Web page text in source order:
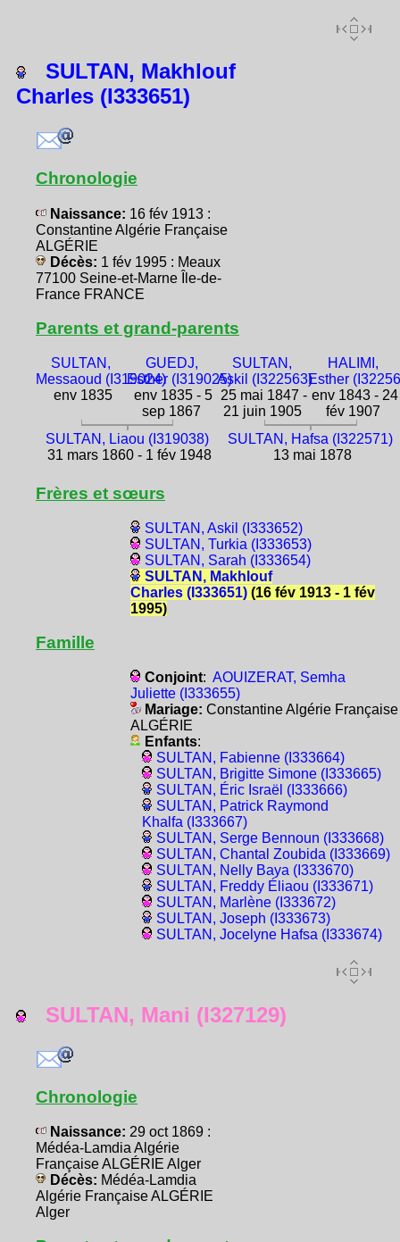
SULTAN, Makhlouf
Charles (I333651)
Chronologie
Naissance: 16 fév 1913 :
Constantine Algérie Française
ALGÉRIE
Décès: 1 fév 1995 : Meaux
77100 Seine-et-Marne Île-de-
France FRANCE
Parents et grand-parents
SULTAN,
Messaoud (I319024)
env 1835
GUEDJ,
Esther (I319025)
env 1835 - 5
sep 1867
SULTAN,
Askil (I322563)
25 mai 1847 -
21 juin 1905
HALIMI,
Esther
env 1843 - 24
fév 1907
SULTAN, Liaou (I319038)
31 mars 1860 - 1 fév 1948
SULTAN, Hafsa (I322571)
13 mai 1878
Frères et sœurs
SULTAN, Askil (I333652)
SULTAN, Turkia (I333653)
SULTAN, Sarah (I333654)
SULTAN, Makhlouf
Charles (I333651)(16 fév 1913 - 1 fév
1995)
Famille
Conjoint: AOUIZERAT, Semha
Juliette (I333655)
Mariage: Constantine Algérie Française
ALGÉRIE
Enfants:
SULTAN, Fabienne (I333664)
SULTAN, Brigitte Simone (I333665)
SULTAN, Éric Israël (I333666)
SULTAN, Patrick Raymond
Khalfa (I333667)
SULTAN, Serge Bennoun (I333668)
SULTAN, Chantal Zoubida (I333669)
SULTAN, Nelly Baya (I333670)
SULTAN, Freddy Éliaou (I333671)
SULTAN, Marlène (I333672)
SULTAN, Joseph (I333673)
SULTAN, Jocelyne Hafsa (I333674)
SULTAN, Mani (I327129)
Chronologie
Naissance: 29 oct 1869 :
Médéa-Lamdia Algérie
Française ALGÉRIE Alger
Décès: Médéa-Lamdia
Algérie Française ALGÉRIE
Alger